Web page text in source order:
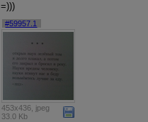
=)))
#59957.1
453x436, jpeg
33.0 Kb